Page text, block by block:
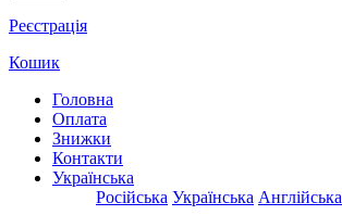
Реєстрація
Кошик
Головна
Оплата
Знижки
Контакти
Українська
Російська Українська Англійська